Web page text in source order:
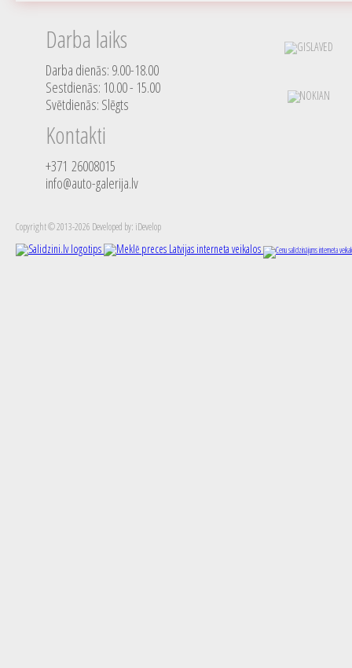
Darba laiks
Darba dienās: 9.00-18.00
Sestdienās: 10.00 - 15.00
Svētdienās: Slēgts
Kontakti
+371 26008015
info@auto-galerija.lv
Copyright © 2013-2026 Developed by: iDevelop